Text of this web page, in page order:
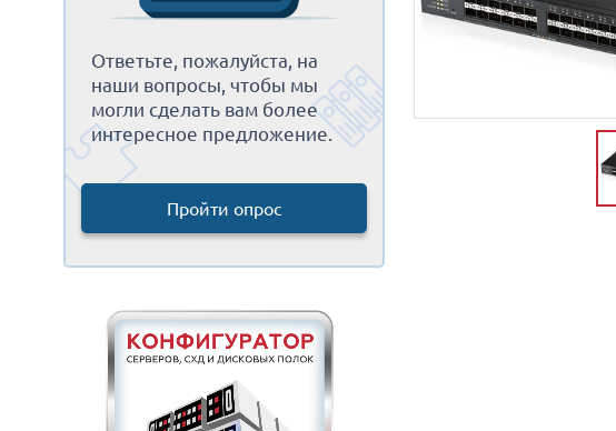
Ответьте, пожалуйста, на
наши вопросы, чтобы мы
могли сделать вам более
интересное предложение.
Пройти опрос